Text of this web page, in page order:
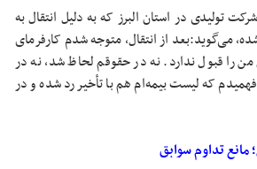
تولیدی در استان البرز که به دلیل انتقال به
می‌گوید:بعد از انتقال، متوجه شدم کارفرمای
را قبول ندارد. نه در حقوقم لحاظ شد، نه در
فهمیدم که لیست بیمه‌ام هم با تأخیر رد شده و در
تداوم سوابق